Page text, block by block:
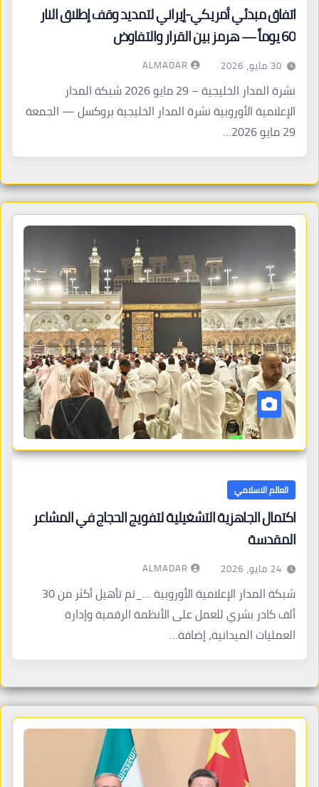
اتفاق مبدئي أمريكي-إيراني لتمديد وقف إطلاق النار
60 يوماً — هرمز بين القرار والتفاوض
30 مايو، 2026 ALMADAR
نشرة المدار الخليجية – 29 مايو 2026 شبكة المدار
الإعلامية الأوروبية نشرة المدار الخليجية بروكسل — الجمعة
29 مايو 2026…
العالم الاسلامي
اكتمال الجاهزية التشغيلية لتفويج الحجاج في المشاعر
المقدسة
24 مايو، 2026 ALMADAR
شبكة المدار الإعلامية الأوروبية …_تم تأهيل أكثر من 30
ألف كادر بشري للعمل على الأنظمة الرقمية وإدارة
العمليات الميدانية، إضافة…